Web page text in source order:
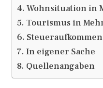
Wohnsituation in
Tourismus in
In eigener Sache
Quellenangaben